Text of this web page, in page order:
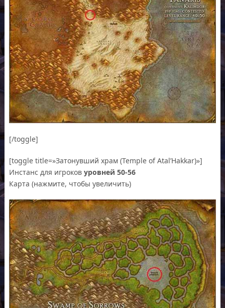
[/toggle]
[toggle title=»Затонувший храм (Temple of Atal’Hakkar)»]
Инстанс для игроковуровней 50-56
Карта (нажмите, чтобы увеличить)